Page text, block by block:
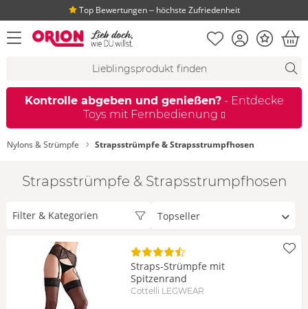
Top Bewertungen ‒ höchste Zufriedenheit
Menü öffnen Merkliste
KontoBonus
Kontrolle abgeben und genießen?- Entdecke
Toys mit Fernbedienung
Nylons & Strümpfe Strapsstrümpfe & Strapsstrumpfhosen
Strapsstrümpfe & Strapsstrumpfhosen
Filter & Kategorien
nach
Straps-Strümpfe mit
Spitzenrand
Cottelli LEGWEAR